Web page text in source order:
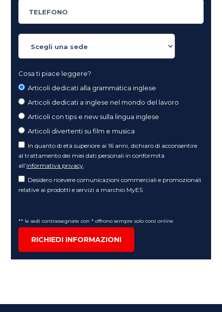
Cosa ti piace leggere?
Articoli dedicati alla grammatica inglese
Articoli dedicati a inglese nel mondo del lavoro
Articoli con tips e new sulla lingua inglese
Articoli divertenti su film e musica
In quanto di età superiore ai 16 anni, dichiaro di acconsentire
al trattamento dei miei dati personali in conformità
all’informativa privacy
Desidero ricevere comunicazioni commerciali e promozionali
relative ai prodotti e servizi a marchio MyES
** le sedi contrassegnate con * offrono sempre solo corsi online
RICHIEDI INFORMAZIONI